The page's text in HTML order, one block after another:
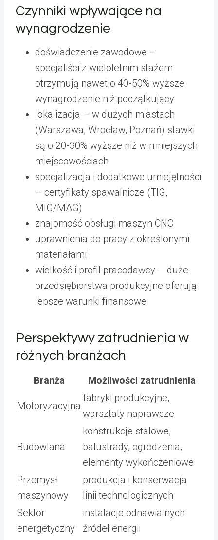
Czynniki wpływające na
wynagrodzenie
doświadczenie zawodowe –
specjaliści z wieloletnim stażem
otrzymują nawet o 40-50% wyższe
wynagrodzenie niż początkujący
lokalizacja – w dużych miastach
(Warszawa, Wrocław, Poznań) stawki
są o 20-30% wyższe niż w mniejszych
miejscowościach
specjalizacja i dodatkowe umiejętności
– certyfikaty spawalnicze (TIG,
MIG/MAG)
znajomość obsługi maszyn CNC
uprawnienia do pracy z określonymi
materiałami
wielkość i profil pracodawcy – duże
przedsiębiorstwa produkcyjne oferują
lepsze warunki finansowe
Perspektywy zatrudnienia w
różnych branżach
Branża Możliwości zatrudnienia
Motoryzacyjna
fabryki produkcyjne,
warsztaty naprawcze
Budowlana
konstrukcje stalowe,
balustrady, ogrodzenia,
elementy wykończeniowe
Przemysł
maszynowy
produkcja i konserwacja
linii technologicznych
Sektor
energetyczny
instalacje odnawialnych
źródeł energii